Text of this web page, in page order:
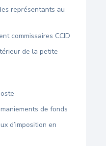
représentants au
commissaires CCID
de la petite
de fonds
d’imposition en